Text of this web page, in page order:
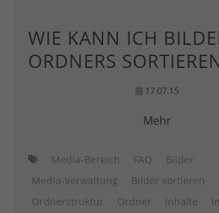
WIE KANN ICH
ORDNERS
17.07.15
Mehr
Media-Bereich FAQ
Bilder
Media-Verwaltung
Bilder sortieren
Ordnerstruktur
Ordner Inhalte